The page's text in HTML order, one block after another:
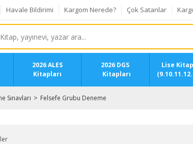
Havale Bildirimi Kargom Nerede? Çok Satanlar
2026 ALES
Kitapları
2026 DGS
Kitapları
Lise
Sınavları Felsefe Grubu Deneme